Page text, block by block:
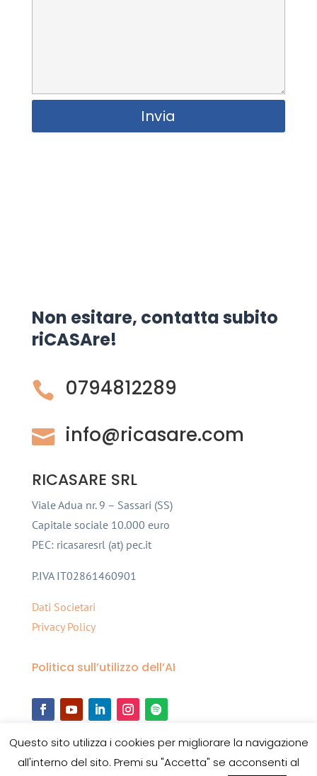
Non esitare, contatta subito
riCASAre!
 0794812289
 info@ricasare.com
RICASARE SRL
Viale Adua nr. 9 – Sassari (SS)
Capitale sociale 10.000 euro
PEC: ricasaresrl (at) pec.it
P.IVA IT02861460901
Dati Societari
Privacy Policy
Politica sull’utilizzo dell’AI
Questo sito utilizza i cookies per migliorare la navigazione
all'interno del sito. Premi su "Accetta" se acconsenti al